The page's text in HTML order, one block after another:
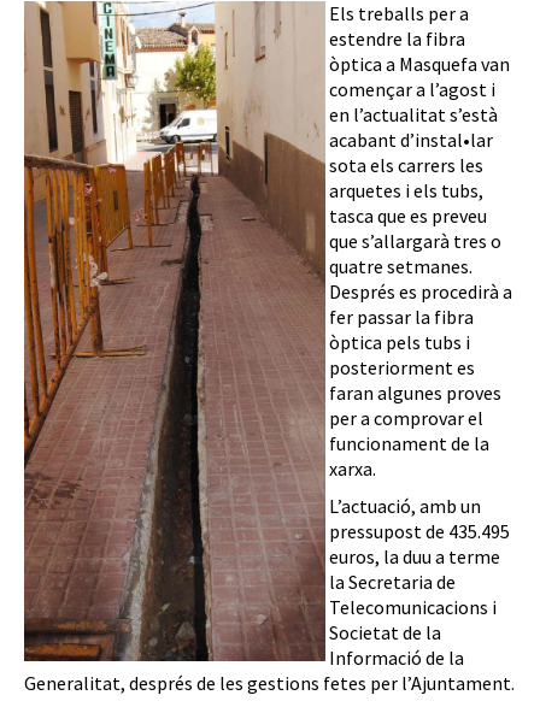
Els treballs per a
estendre la fibra
òptica a Masquefa van
començar a l’agost i
en l’actualitat s’està
acabant d’instal•lar
sota els carrers les
arquetes i els tubs,
tasca que es preveu
que s’allargarà tres o
quatre setmanes.
Després es procedirà a
fer passar la fibra
òptica pels tubs i
posteriorment es
faran algunes proves
per a comprovar el
funcionament de la
xarxa.
L’actuació, amb un
pressupost de 435.495
euros, la duu a terme
la Secretaria de
Telecomunicacions i
Societat de la
Informació de la
Generalitat, després de les gestions fetes per l’Ajuntament.